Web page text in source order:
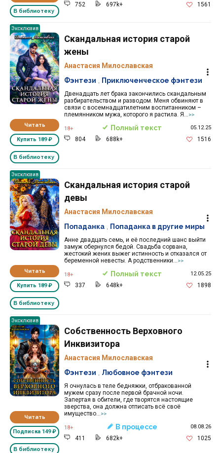
В библиотеку
752 697k+ 1561
Эксклюзив
Читать
Купить 189 ₽
В библиотеку
Скандальная история старой
жены
Анастасия Милославская
Двенадцать лет брака закончились скандальным
разбирательством и разводом. Меня обвиняют в
связи с восемнадцатилетним воспитанником –
племянником мужа, которого я растила. Я...
>>
Фэнтези Приключенческое фэнтези
18+ Полный текст 05.12.25
804 688k+ 1516
Эксклюзив
Читать
Купить 189 ₽
В библиотеку
Скандальная история старой
девы
Анастасия Милославская
Анне двадцать семь, и её последний шанс выйти
замуж обернулся бедой. Свадьба сорвана,
жестокий жених выжег истинность и отказался от
беременной невесты. А родственники...
>>
Попаданка Попаданка в другие миры
18+ Полный текст 12.05.25
337 648k+ 1898
Эксклюзив
Читать
Подписка 149 ₽
В библиотеку
Собственность Верховного
Инквизитора
Анастасия Милославская
Я очнулась в теле бедняжки, отбракованной
мужем сразу после первой брачной ночи.
Запертая в обители, где творятся настоящие
зверства, она должна отписать всё своё
имущество...
>>
Фэнтези Любовное фэнтези
18+ В процессе 08.08.26
411 682k+ 1025